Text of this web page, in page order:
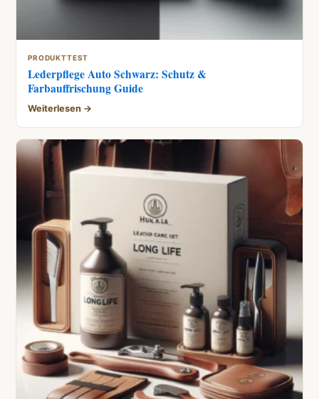
PRODUKTTEST
Lederpflege Auto Schwarz: Schutz &
Farbauffrischung Guide
Weiterlesen →